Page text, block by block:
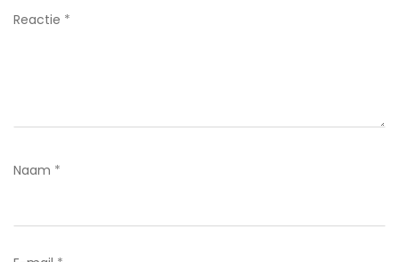
Reactie *
Naam *